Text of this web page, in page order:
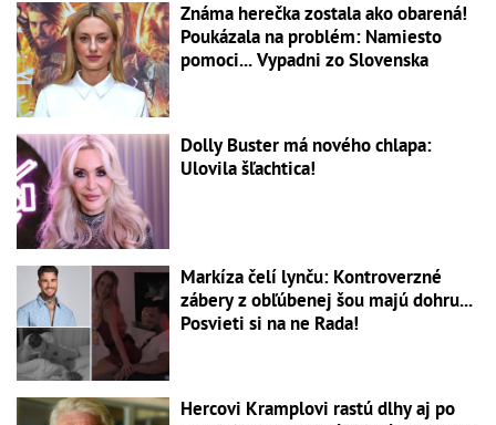
Známa herečka zostala ako obarená!
Poukázala na problém: Namiesto
pomoci... Vypadni zo Slovenska
Dolly Buster má nového chlapa:
Ulovila šľachtica!
Markíza čelí lynču: Kontroverzné
zábery z obľúbenej šou majú dohru...
Posvieti si na ne Rada!
Hercovi Kramplovi rastú dlhy aj po